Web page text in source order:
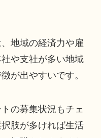
地域の経済力や雇
や支社が多い地域
が出やすいです。
の募集状況もチェ
肢が多ければ生活